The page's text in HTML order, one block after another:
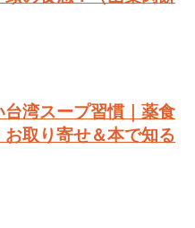
湾スープ習慣｜薬食
取り寄せ＆本で知る